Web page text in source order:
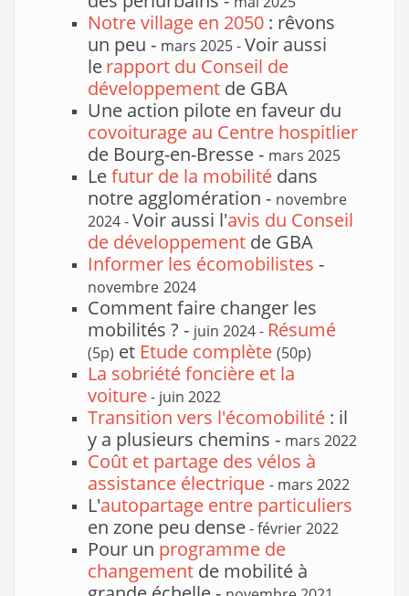
Notre village en 2050 : rêvons
un peu - mars 2025 -Voir aussi
lerapport du Conseil de
développement de GBA
Une action pilote en faveur du
covoiturage au Centre hospitlier
de Bourg-en-Bresse - mars 2025
Lefutur de la mobilité dans
notre agglomération - novembre
2024 -Voir aussi l'avis du Conseil
de développement de GBA
Informer les écomobilistes -
novembre 2024
Comment faire changer les
mobilités ? - juin 2024 - Résumé
(5p) et Etude complète (50p)
La sobriété foncière et la
voiture- juin 2022
Transition vers l'écomobilité : il
y a plusieurs chemins - mars 2022
Coût et partage des vélos à
assistance électrique - mars 2022
L'autopartage entre particuliers
en zone peu dense- février 2022
Pour un programme de
changement de mobilité à